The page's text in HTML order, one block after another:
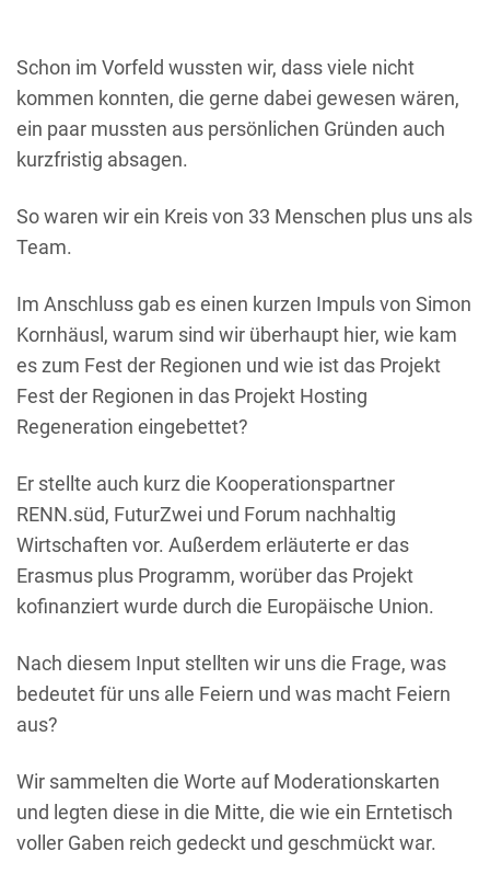
Schon im Vorfeld wussten wir, dass viele nicht
kommen konnten, die gerne dabei gewesen wären,
ein paar mussten aus persönlichen Gründen auch
kurzfristig absagen.
So waren wir ein Kreis von 33 Menschen plus uns als
Team.
Im Anschluss gab es einen kurzen Impuls von Simon
Kornhäusl, warum sind wir überhaupt hier, wie kam
es zum Fest der Regionen und wie ist das Projekt
Fest der Regionen in das Projekt Hosting
Regeneration eingebettet?
Er stellte auch kurz die Kooperationspartner
RENN.süd, FuturZwei und Forum nachhaltig
Wirtschaften vor. Außerdem erläuterte er das
Erasmus plus Programm, worüber das Projekt
kofinanziert wurde durch die Europäische Union.
Nach diesem Input stellten wir uns die Frage, was
bedeutet für uns alle Feiern und was macht Feiern
aus?
Wir sammelten die Worte auf Moderationskarten
und legten diese in die Mitte, die wie ein Erntetisch
voller Gaben reich gedeckt und geschmückt war.